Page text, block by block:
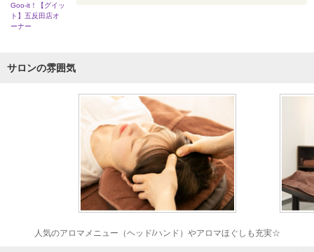
Goo-it！【グイッ
ト】五反田店オ
ーナー
サロンの雰囲気
人気のアロマメニュー（ヘッド/ハンド）やアロマほぐしも充実☆